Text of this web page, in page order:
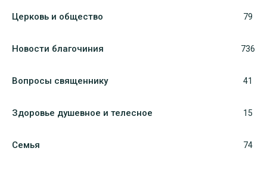
Церковь и общество 79
Новости благочиния 736
Вопросы священнику 41
Здоровье душевное и телесное 15
Семья 74